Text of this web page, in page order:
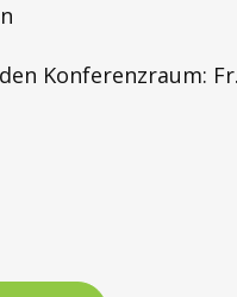
Konferenzraum: Fr.